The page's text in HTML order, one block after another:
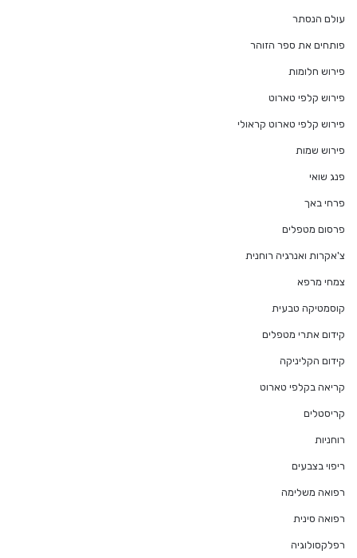
עולם הנסתר
פותחים את ספר הזוהר
פירוש חלומות
פירוש קלפי טארוט
פירוש קלפי טארוט קראולי
פירוש שמות
פנג שואי
פרחי באך
פרסום מטפלים
צ'אקרות ואנרגיה רוחנית
צמחי מרפא
קוסמטיקה טבעית
קידום אתרי מטפלים
קידום הקליניקה
קריאה בקלפי טארוט
קריסטלים
רוחניות
ריפוי בצבעים
רפואה משלימה
רפואה סינית
רפלקסולוגיה